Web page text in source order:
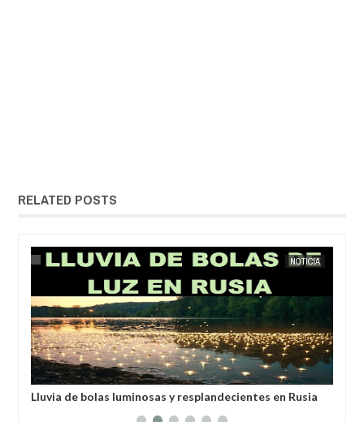
RELATED POSTS
NOTICIA
Lluvia de bolas luminosas y resplandecientes en Rusia
EXTRANOTIX MISTERIO